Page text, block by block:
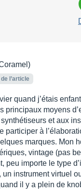
l’article
quand j’étais
principaux moyens
et aux
participer à
marques. Mon
vintage (pas
peu importe le type
un instrument virtuel
il y a plein de